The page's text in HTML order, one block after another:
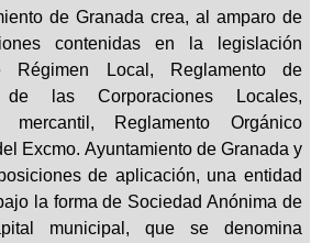
de Granada crea, al amparo de
contenidas en la legislación
Régimen Local, Reglamento de
de las Corporaciones Locales,
mercantil, Reglamento Orgánico
Excmo. Ayuntamiento de Granada y
de aplicación, una entidad
la forma de Sociedad Anónima de
municipal, que se denomina